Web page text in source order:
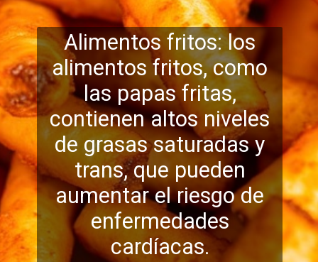
Alimentos fritos: los
alimentos fritos, como
las papas fritas,
contienen altos niveles
de grasas saturadas y
trans, que pueden
aumentarel riesgo de
enfermedades
cardíacas.